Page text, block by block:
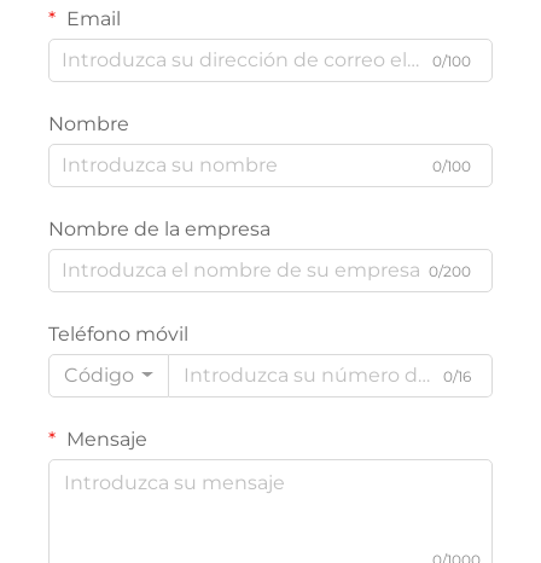
Email
0/100
Nombre
0/100
Nombre de la empresa
0/200
Teléfono móvil
Código
0/16
Mensaje